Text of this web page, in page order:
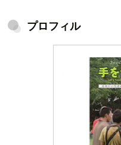
プロフィル